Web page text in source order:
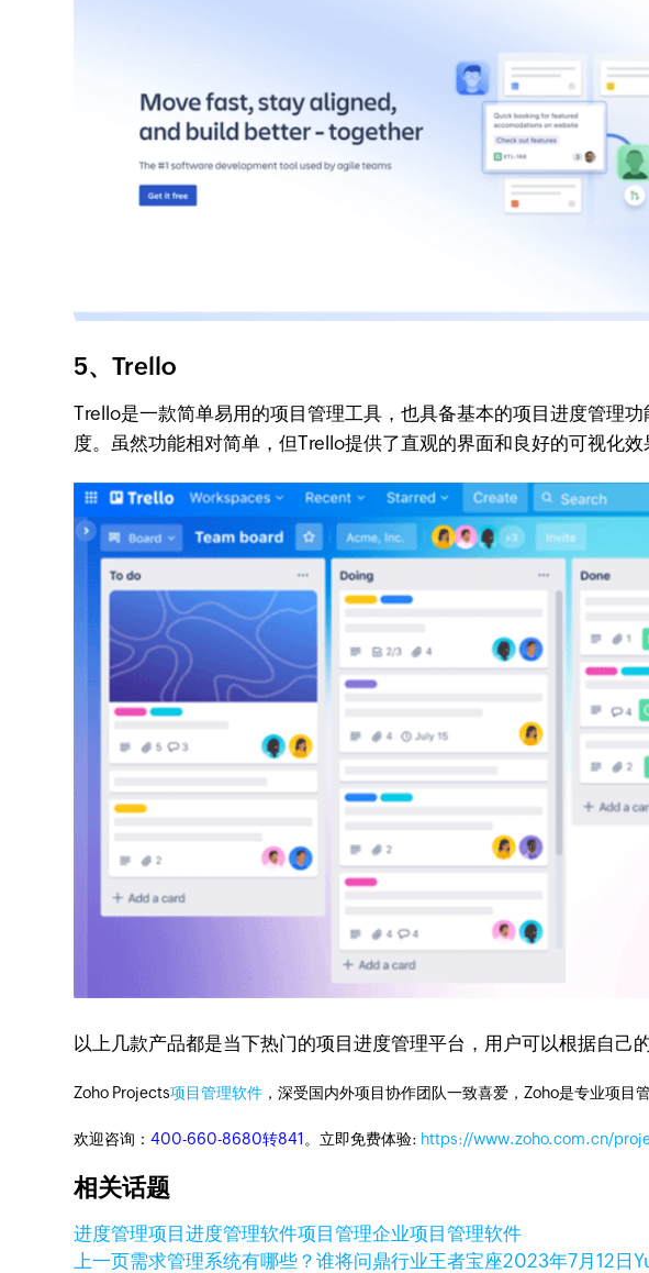
5、Trello
Trello是一款简单易用的项目管理工具，也具备基本的项目进度管理
度。虽然功能相对简单，但Trello提供了直观的界面和良好的可视化效
以上几款产品都是当下热门的项目进度管理平台，用户可以根据自己
Zoho Projects项目管理软件 ，深受国内外项目协作团队一致喜爱，Zoho是专业项目
欢迎咨询：400-660-8680转841 。立即免费体验: https://www.zoho.com.cn/
相关话题
进度管理项目进度管理软件项目管理企业项目管理软件
上一页需求管理系统有哪些？谁将问鼎行业王者宝座2023年7月12日